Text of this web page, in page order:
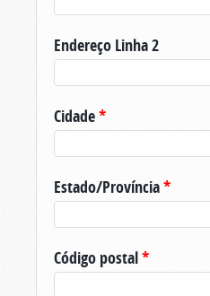
Endereço Linha 2
Cidade*
Estado/Província*
Código postal*